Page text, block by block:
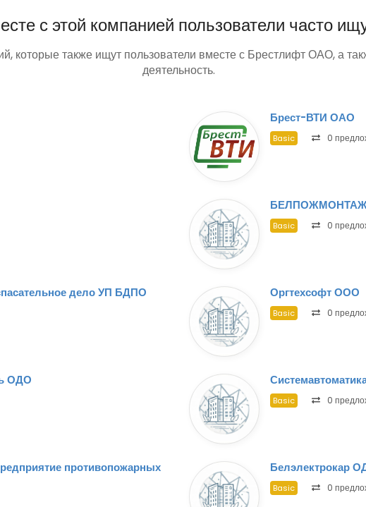
с этой компанией пользователи часто
которые также ищут пользователи вместе с Брестлифт ОАО, а
деятельность.
Брест-ВТИ ОАО
Basic 0
Basic 0
дело УП БДПО
Оргтехсофт ООО
Basic 0
ОДО
Basic 0
противопожарных
Белэлектрокар
Basic 0